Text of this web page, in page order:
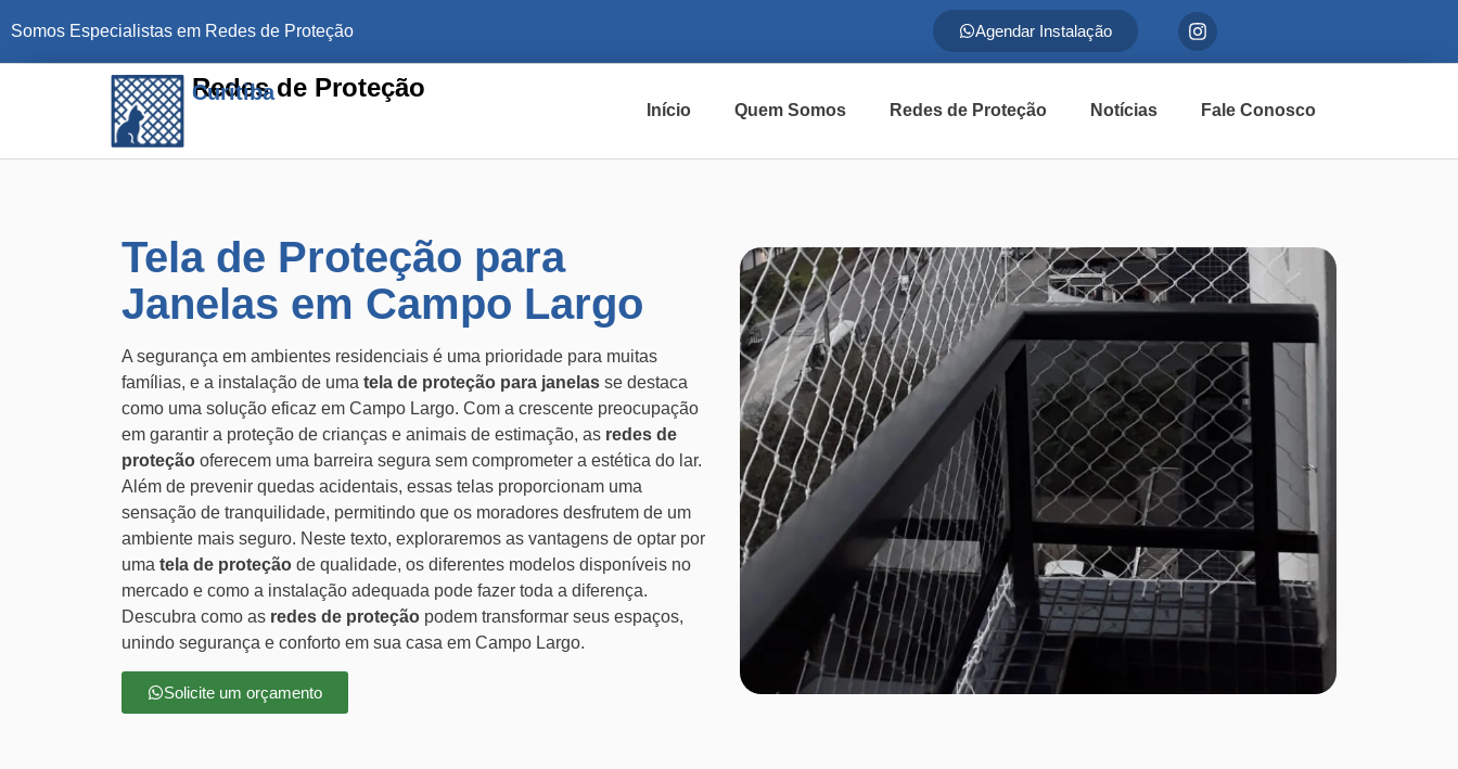
Somos Especialistas em Redes de Proteção Agendar Instalação
Redes de Proteção
Curitiba
Início Quem Somos Redes de Proteção Notícias Fale Conosco
Tela de Proteção para
Janelas em Campo Largo
A segurança em ambientes residenciais é uma prioridade para muitas
famílias, e a instalação de uma tela de proteção para janelas se destaca
como uma solução eficaz em Campo Largo. Com a crescente preocupação
em garantir a proteção de crianças e animais de estimação, as redes de
proteção oferecem uma barreira segura sem comprometer a estética do lar.
Além de prevenir quedas acidentais, essas telas proporcionam uma
sensação de tranquilidade, permitindo que os moradores desfrutem de um
ambiente mais seguro. Neste texto, exploraremos as vantagens de optar por
uma tela de proteção de qualidade, os diferentes modelos disponíveis no
mercado e como a instalação adequada pode fazer toda a diferença.
Descubra como as redes de proteção podem transformar seus espaços,
unindo segurança e conforto em sua casa em Campo Largo.
Solicite um orçamento